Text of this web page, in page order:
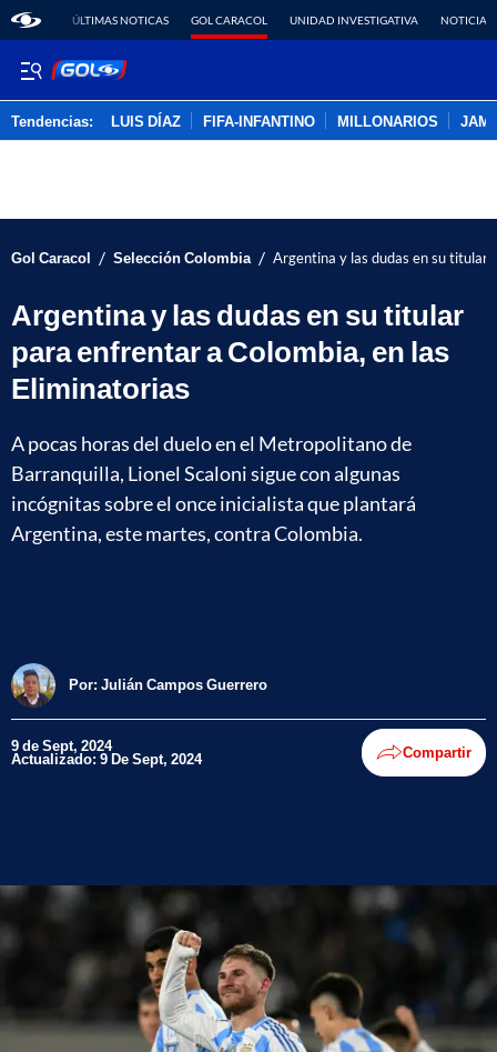
ÚLTIMAS NOTICAS GOL CARACOL UNIDAD INVESTIGATIVA NOTICIAS
Tendencias: LUIS DÍAZ FIFA-INFANTINO MILLONARIOS
Gol Caracol / Selección Colombia / Argentina y las dudas en su titular
Argentina y las dudas en su titular
para enfrentar a Colombia, en las
Eliminatorias
A pocas horas del duelo en el Metropolitano de
Barranquilla, Lionel Scaloni sigue con algunas
incógnitas sobre el once inicialista que plantará
Argentina, este martes, contra Colombia.
Por: Julián Campos Guerrero
9 de Sept, 2024
Actualizado: 9 De Sept, 2024 Compartir